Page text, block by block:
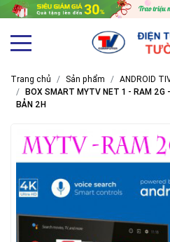
Trang chủ Sản phẩm
ANDROID
BOX SMART MYTV NET 1 - RAM 2G
BẢN 2H